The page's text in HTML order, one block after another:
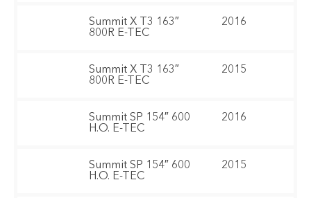
Summit X T3 163″
800R E-TEC
2016
Summit X T3 163″
800R E-TEC
2015
Summit SP 154″ 600
H.O. E-TEC
2016
Summit SP 154″ 600
H.O. E-TEC
2015